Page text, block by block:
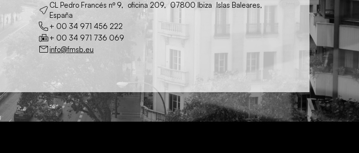
CL Pedro Francés nº 9, oficina 209, 07800 Ibiza Islas Baleares,
España
+ 00 34 971 456 222
+ 00 34 971 736 069
info@fmsb.eu